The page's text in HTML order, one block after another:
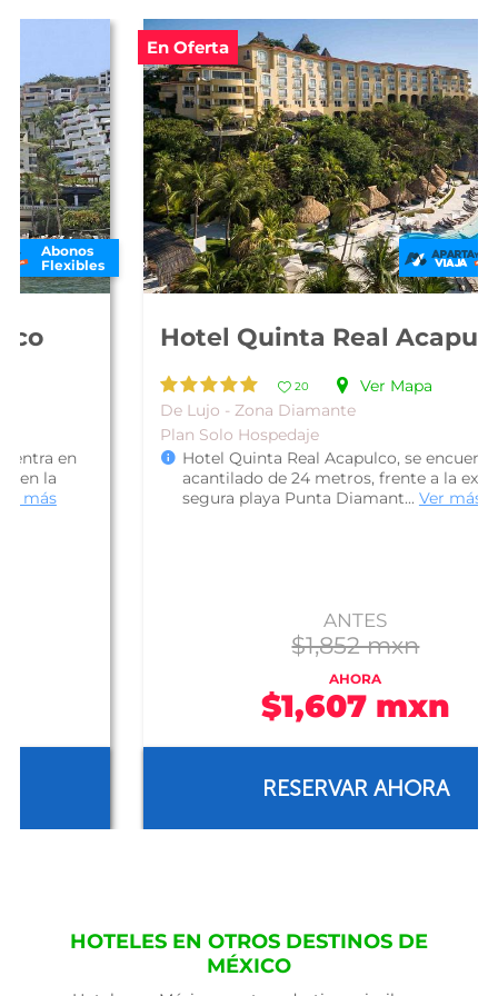
Abonos
Flexibles
Hotel Quinta Real Acapulco
20
Ver Mapa
De Lujo - Zona Diamante
Plan Solo Hospedaje
Hotel Quinta Real Acapulco, se encuentra en un
acantilado de 24 metros, frente a la exclusiva y
segura playa Punta Diamant...Ver más
$1,852 mxn
$1,607 mxn
RESERVAR AHORA
HOTELES EN OTROS DESTINOS DE
MÉXICO